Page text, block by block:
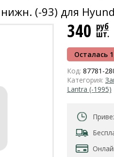
(-93) для
340 руб
шт.
Осталась
Код: 87781-
Категория:
Lantra (-1995)